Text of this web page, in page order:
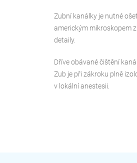
Zubní kanálky je nutné
americkým mikroskopem
detaily.
Dříve obávané čištění
Zub je při zákroku plně
v lokální anestesii.